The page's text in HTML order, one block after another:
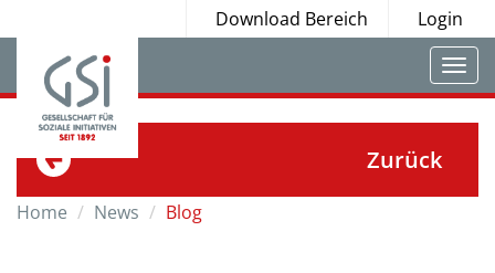
Download Bereich Login
Zurück
Home News Blog